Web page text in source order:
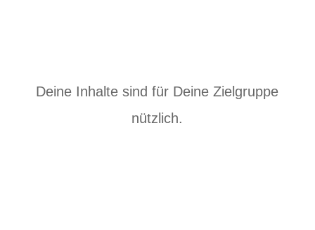
Deine Inhalte sind für Deine Zielgruppe
nützlich.